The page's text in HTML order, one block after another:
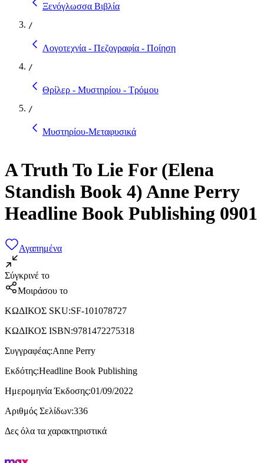
Ξενόγλωσσα Βιβλία
/
Λογοτεχνία - Πεζογραφία - Ποίηση
/
Θρίλερ - Μυστηρίου - Τρόμου
/
Μυστηρίου-Μεταφυσικά
A Truth To Lie For (Elena
Standish Book 4) Anne Perry
Headline Book Publishing 0901
Αγαπημένα
Σύγκρινέ το
Μοιράσου το
ΚΩΔΙΚΟΣ SKU:SF-101078727
ΚΩΔΙΚΟΣ ISBN:9781472275318
Συγγραφέας:Anne Perry
Εκδότης:Headline Book Publishing
Ημερομηνία Έκδοσης:01/09/2022
Αριθμός Σελίδων:336
Δες όλα τα χαρακτηριστικά